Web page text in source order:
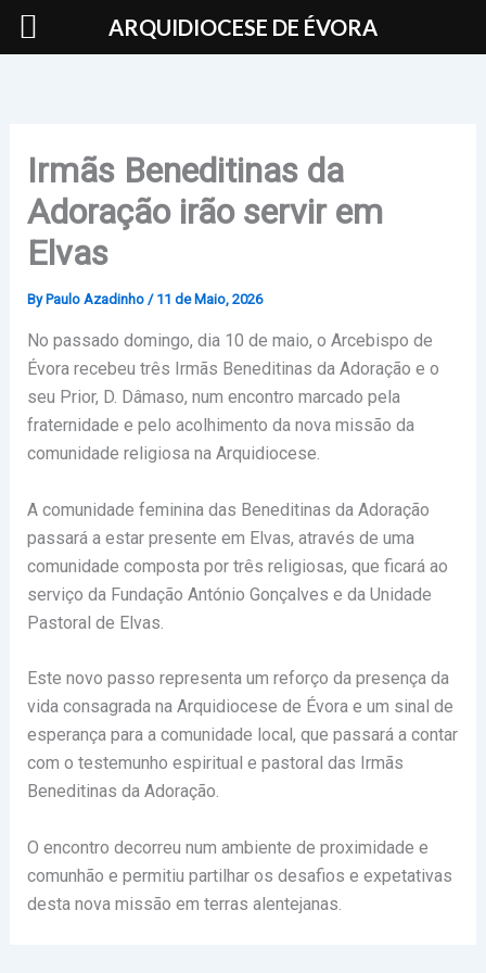
Skip
Irmãs Beneditinas da
Adoração irão servir em
Elvas
By Paulo Azadinho / 11 de Maio, 2026
No passado domingo, dia 10 de maio, o Arcebispo de
Évora recebeu três Irmãs Beneditinas da Adoração e o
seu Prior, D. Dâmaso, num encontro marcado pela
fraternidade e pelo acolhimento da nova missão da
comunidade religiosa na Arquidiocese.
A comunidade feminina das Beneditinas da Adoração
passará a estar presente em Elvas, através de uma
comunidade composta por três religiosas, que ficará ao
serviço da Fundação António Gonçalves e da Unidade
Pastoral de Elvas.
Este novo passo representa um reforço da presença da
vida consagrada na Arquidiocese de Évora e um sinal de
esperança para a comunidade local, que passará a contar
com o testemunho espiritual e pastoral das Irmãs
Beneditinas da Adoração.
O encontro decorreu num ambiente de proximidade e
comunhão e permitiu partilhar os desafios e expetativas
desta nova missão em terras alentejanas.
ARQUIDIOCESE DE ÉVORA